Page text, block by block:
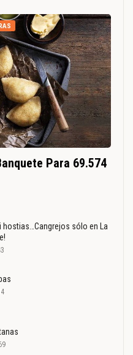
Para 69.574
hostias…Cangrejos sólo en La